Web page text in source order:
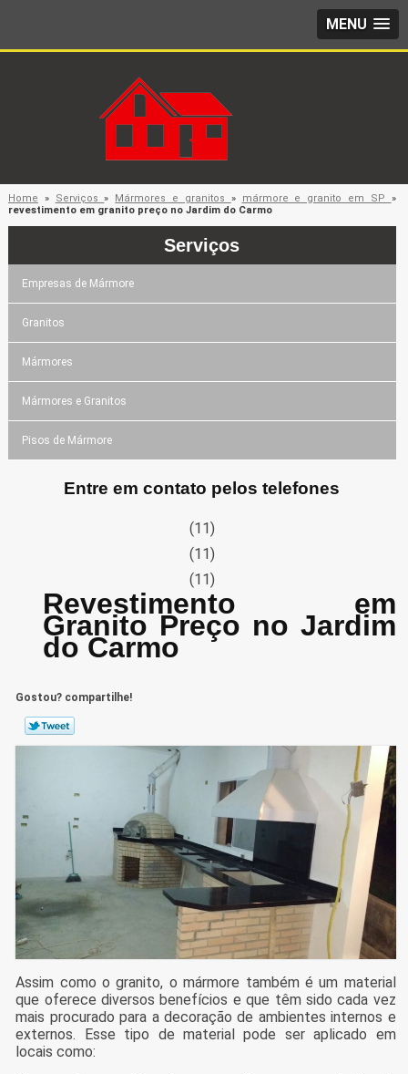
MENU
Home » Serviços» Mármores e granitos » mármore e granito em SP »
revestimento em granito preço no Jardim do Carmo
Serviços
Empresas de Mármore
Granitos
Mármores
Mármores e Granitos
Pisos de Mármore
Entre em contato pelos telefones
(11)
(11)
(11)
Revestimento em
Granito Preço no Jardim
do Carmo
Gostou? compartilhe!
Assim como o granito, o mármore também é um material
que oferece diversos benefícios e que têm sido cada vez
mais procurado para a decoração de ambientes internos e
externos. Esse tipo de material pode ser aplicado em
locais como: